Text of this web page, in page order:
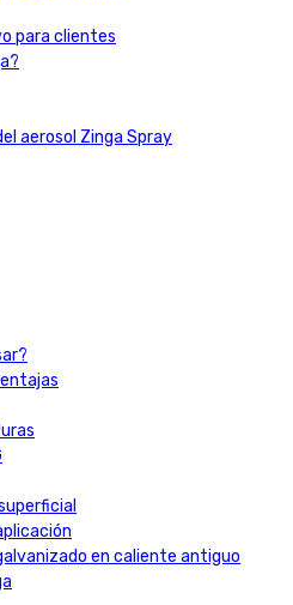
para clientes
aerosol Zinga Spray
en caliente antiguo